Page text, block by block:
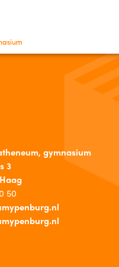
het laden van
gymnasium
3
50